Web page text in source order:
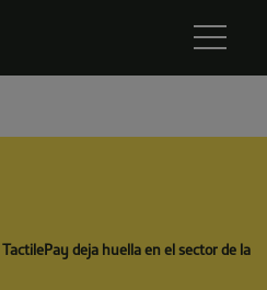
TactilePay deja huella en el sector de la